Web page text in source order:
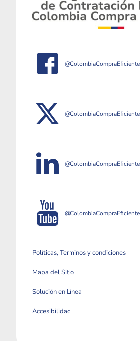
@ColombiaCompraEficiente
@ColombiaCompraEficiente
@ColombiaCompraEficiente
@ColombiaCompraEficiente
Políticas, Terminos y condiciones
Mapa del Sitio
Solución en Línea
Accesibilidad